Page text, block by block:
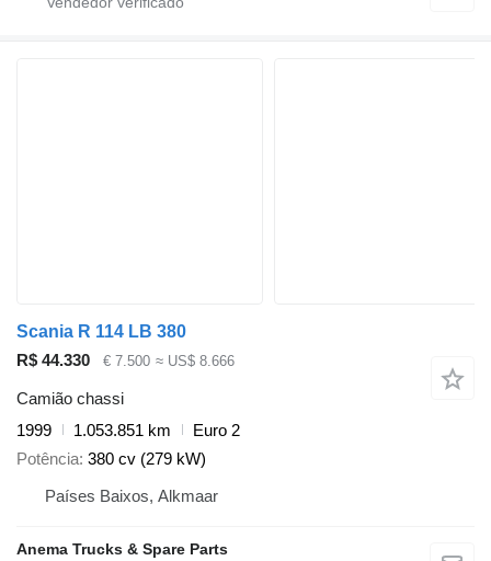
Scania R 114 LB 380
R$ 44.330
€ 7.500 ≈ US$ 8.666
Camião chassi
1999
1.053.851 km
Euro 2
Potência 380 cv (279 kW)
Países Baixos, Alkmaar
Anema Trucks & Spare Parts